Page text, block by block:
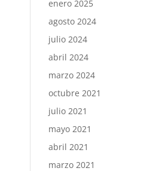
enero 2025
agosto 2024
julio 2024
abril 2024
marzo 2024
octubre 2021
julio 2021
mayo 2021
abril 2021
marzo 2021